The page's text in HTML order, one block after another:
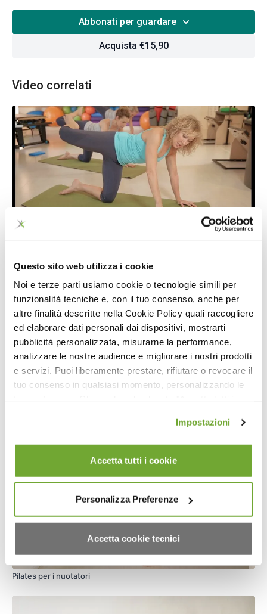
Questo sito web utilizza i cookie
Noi e terze parti usiamo cookie o tecnologie simili per
funzionalità tecniche e, con il tuo consenso, anche per
altre finalità descritte nella Cookie Policy quali raccogliere
ed elaborare dati personali dai dispositivi, mostrarti
pubblicità personalizzata, misurarne la performance,
analizzare le nostre audience e migliorare i nostri prodotti
e servizi. Puoi liberamente prestare, rifiutare o revocare il
tuo consenso in qualsiasi momento, personalizzando le
finalità indicate. Cliccando sul pulsante "Accetta cookie
tecnici" acconsenti all'uso dei soli cookie tecnici.
Impostazioni
Accetta tutti i cookie
Personalizza Preferenze
Accetta cookie tecnici
Allenamento con un attrezzo instabile: il foam roller è utile per
aggiungere varietà al repertorio matwork Pilates.
Abbonati per guardare
Acquista €15,90
Video correlati
19:48
36:50
Pilates per i nuotatori